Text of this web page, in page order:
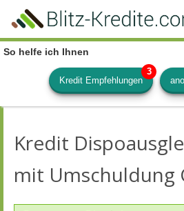
content
So helfe ich Ihnen
Kredit Empfehlungen
Kredit
mit Umschuldung